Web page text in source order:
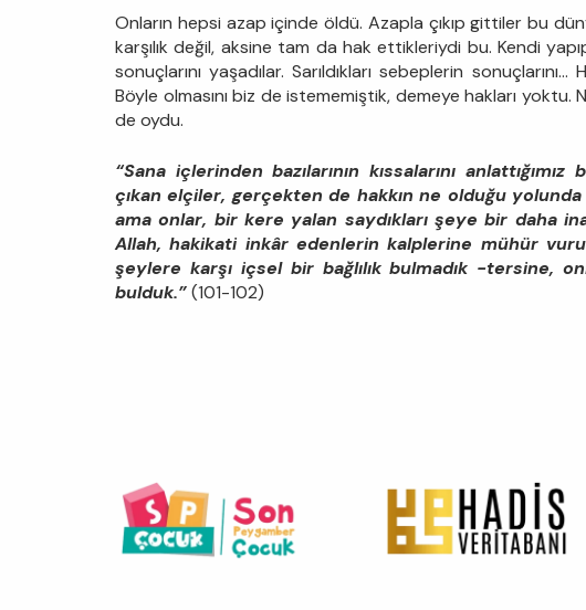
Onların hepsi azap içinde öldü. Azapla çıkıp gittiler bu
karşılık değil, aksine tam da hak ettikleriydi bu. Kendi
sonuçlarını yaşadılar. Sarıldıkları sebeplerin
Böyle olmasını biz de istememiştik, demeye hakları yoktu.
de oydu.
“Sana içlerinden bazılarının kıssalarını
çıkan elçiler, gerçekten de hakkın ne olduğu
ama onlar, bir kere yalan saydıkları şeye bir daha
Allah, hakikati inkâr edenlerin kalplerine mühür
şeylere karşı içsel bir bağlılık bulmadık -tersine,
bulduk.”(101-102)